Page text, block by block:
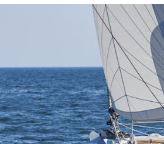
NEW BOAT
新艇情報